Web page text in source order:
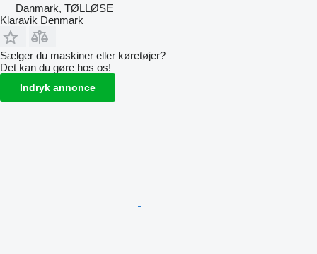
Danmark, TØLLØSE
Klaravik Denmark
Sælger du maskiner eller køretøjer?
Det kan du gøre hos os!
Indryk annonce